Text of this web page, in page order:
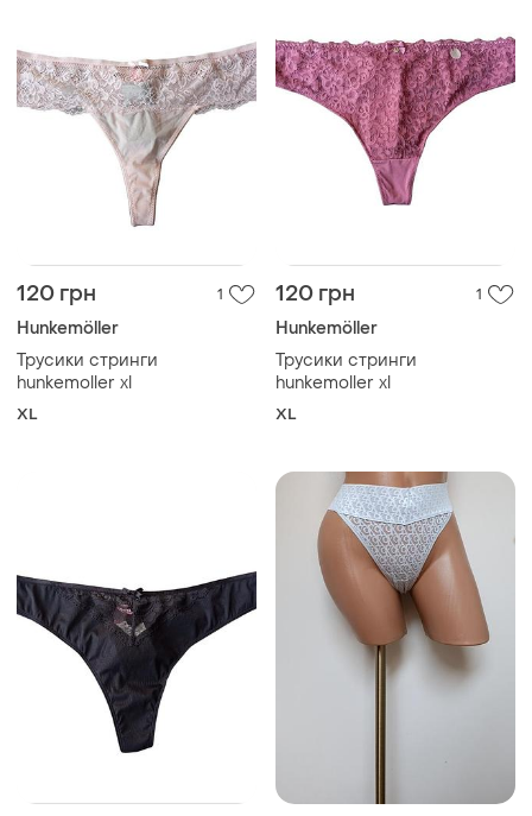
120 грн 1
Hunkemöller
Трусики стринги
hunkemoller xl
XL
120 грн 1
Hunkemöller
Трусики стринги
hunkemoller xl
XL